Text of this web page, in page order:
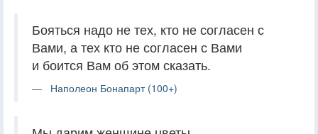
Бояться надо не тех, кто не согласен с
Вами, а тех кто не согласен с Вами
и боится Вам об этом сказать.
Наполеон Бонапарт (100+)